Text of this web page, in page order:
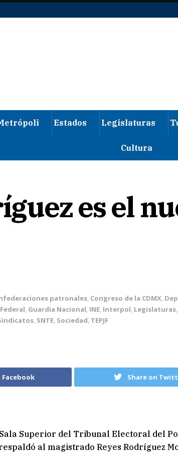
Estados Legislaturas
Cultura
es el
patronales, Congreso de la CDMX,
, Guardia Nacional, INE, Interpol, Legislaturas,
, SNTE, Sociedad, TEPJF
Facebook Share on
Superior del Tribunal Electoral del
al magistrado Reyes Rodríguez